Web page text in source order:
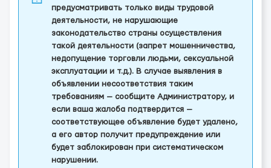
предусматривать только виды трудовой
деятельности, не нарушающие
законодательство страны осуществления
такой деятельности (запрет мошенничества,
недопущение торговли людьми, сексуальной
эксплуатации и т.д.). В случае выявления в
объявлении несоответствия таким
требованиям — сообщите Администратору, и
если ваша жалоба подтвердится —
соответствующее объявление будет удалено,
а его автор получит предупреждение или
будет заблокирован при систематическом
нарушении.